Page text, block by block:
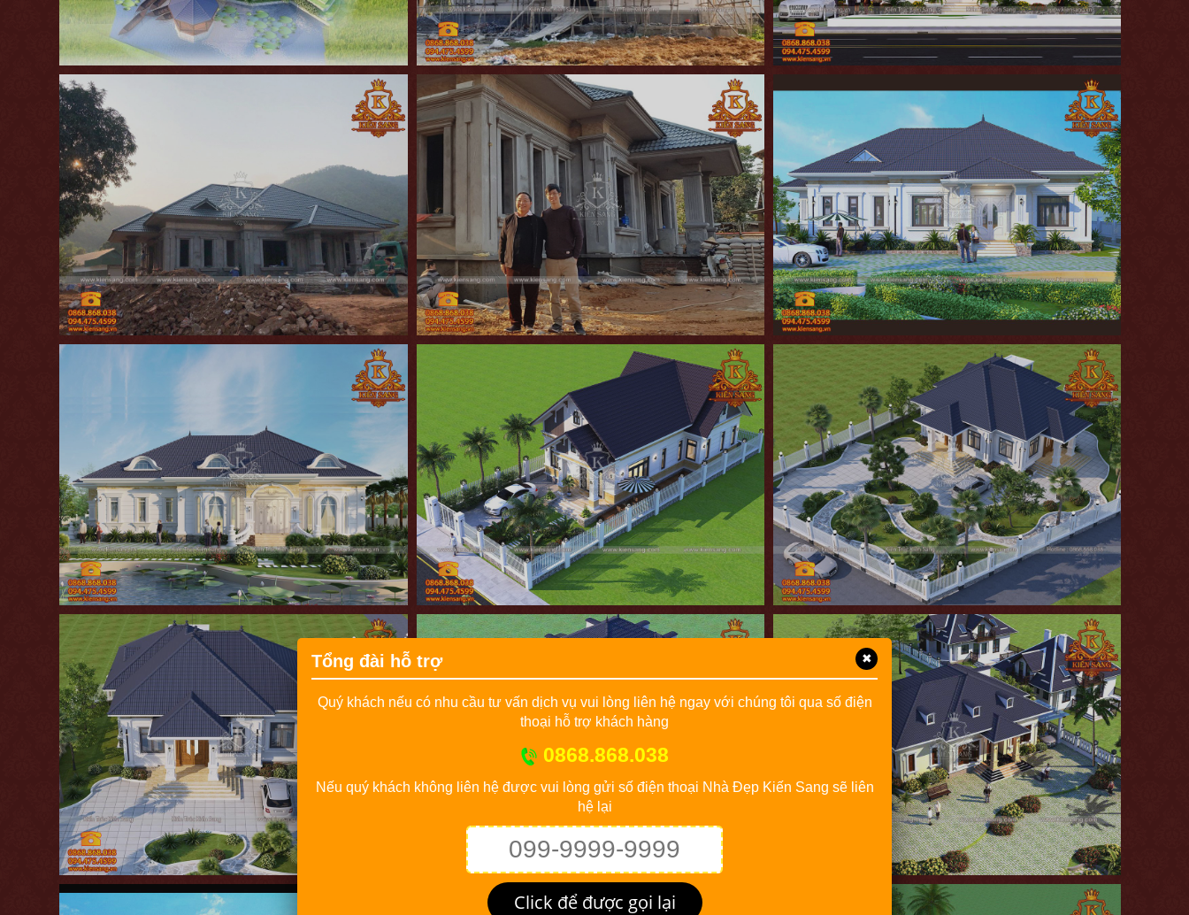
Tổng đài hỗ trợ ✖
Quý khách nếu có nhu cầu tư vấn dịch vụ vui lòng liên hệ ngay với chúng tôi qua số điện
thoại hỗ trợ khách hàng
0868.868.038
Nếu quý khách không liên hệ được vui lòng gửi số điện thoại Nhà Đẹp Kiến Sang sẽ liên
hệ lại
Click để được gọi lại